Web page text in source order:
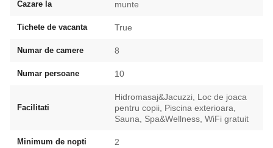
Cazare la munte
Tichete de vacanta True
Numar de camere 8
Numar persoane 10
Facilitati
Hidromasaj&Jacuzzi, Loc de joaca
pentru copii, Piscina exterioara,
Sauna, Spa&Wellness, WiFi gratuit
Minimum de nopti 2